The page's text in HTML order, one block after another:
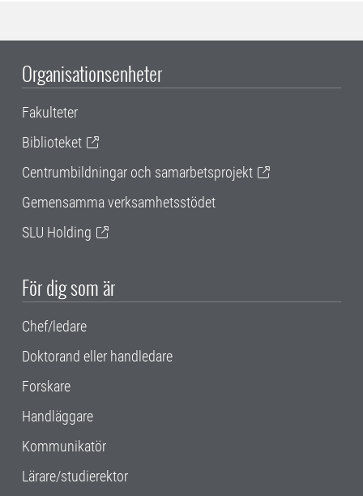
Organisationsenheter
Fakulteter
Biblioteket
Centrumbildningar och samarbetsprojekt
Gemensamma verksamhetsstödet
SLU Holding
För dig som är
Chef/ledare
Doktorand eller handledare
Forskare
Handläggare
Kommunikatör
Lärare/studierektor